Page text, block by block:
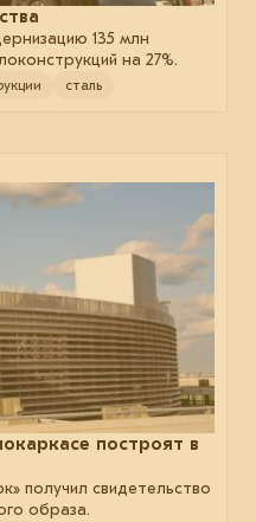
135 млн
на 27%.
сталь
построят в
получил свидетельство
образа.